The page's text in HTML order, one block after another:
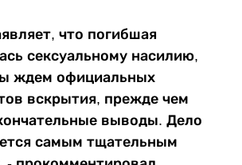
что погибшая
сексуальному насилию,
ждем официальных
вскрытия, прежде чем
выводы. Дело
самым тщательным